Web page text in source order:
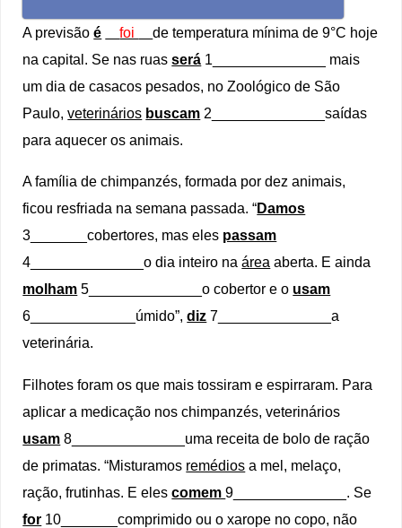
A previsãoé foi
de temperatura mínima de 9°C hoje
na capital. Se nas ruasserá 1______________ mais
um dia de casacos pesados, no Zoológico de São
Paulo,veterinários buscam 2______________saídas
para aquecer os animais.
A família de chimpanzés, formada por dez animais,
ficou resfriada na semana passada. “Damos
3_______cobertores, mas eles passam
4______________o dia inteiro naárea aberta. E ainda
molham 5______________o cobertor e o usam
6_____________úmido”,diz 7______________a
veterinária.
Filhotes foram os que mais tossiram e espirraram. Para
aplicar a medicação nos chimpanzés, veterinários
usam 8______________uma receita de bolo de ração
de primatas. “Misturamos remédios a mel, melaço,
ração, frutinhas. E elescomem9______________. Se
for 10_______comprimido ou o xarope no copo, não